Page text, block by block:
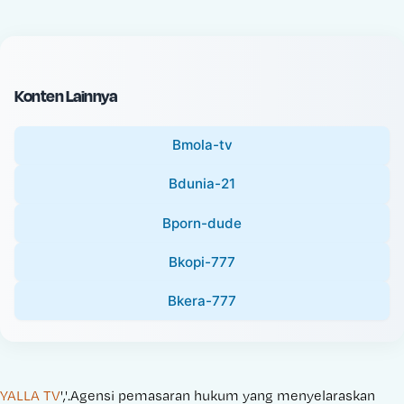
c
e
Konten Lainnya
Bmola-tv
Bdunia-21
Bporn-dude
Bkopi-777
Bkera-777
YALLA TV','.Agensi pemasaran hukum yang menyelaraskan